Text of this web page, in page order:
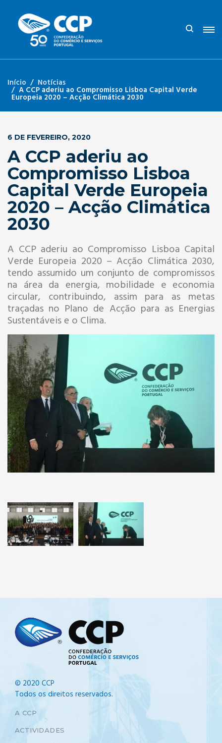
Início Notícias
A CCP aderiu ao Compromisso Lisboa Capital Verde
Europeia 2020 – Acção Climática 2030
6 DE FEVEREIRO, 2020
A CCP aderiu ao
Compromisso Lisboa
Capital Verde Europeia
2020 – Acção Climática
2030
A CCP aderiu ao Compromisso Lisboa Capital
Verde Europeia 2020 – Acção Climática 2030,
tendo assumido um conjunto de compromissos
na área da energia, mobilidade e economia
circular, contribuindo, assim para as metas
traçadas no Plano de Acção para as Energias
Sustentáveis e o Clima.
© 2020 CCP
Todos os direitos reservados.
A CCP
ACTIVIDADES